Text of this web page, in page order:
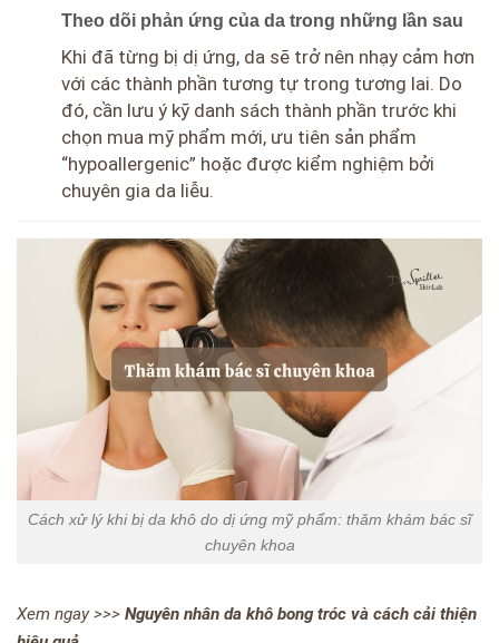
Theo dõi phản ứng của da trong những lần sau
Khi đã từng bị dị ứng, da sẽ trở nên nhạy cảm hơn
với các thành phần tương tự trong tương lai. Do
đó, cần lưu ý kỹ danh sách thành phần trước khi
chọn mua mỹ phẩm mới, ưu tiên sản phẩm
“hypoallergenic” hoặc được kiểm nghiệm bởi
chuyên gia da liễu.
Cách xử lý khi bị da khô do dị ứng mỹ phẩm: thăm khám bác sĩ
chuyên khoa
Xem ngay >>> Nguyên nhân da khô bong tróc và cách cải thiện